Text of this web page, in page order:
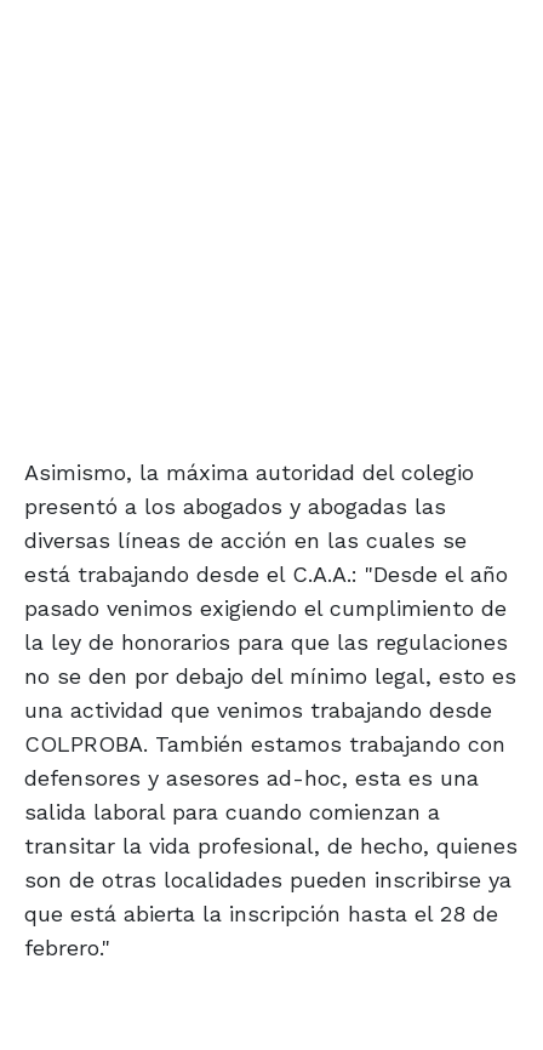
Asimismo, la máxima autoridad del colegio
presentó a los abogados y abogadas las
diversas líneas de acción en las cuales se
está trabajando desde el C.A.A.: "Desde el año
pasado venimos exigiendo el cumplimiento de
la ley de honorarios para que las regulaciones
no se den por debajo del mínimo legal, esto es
una actividad que venimos trabajando desde
COLPROBA. También estamos trabajando con
defensores y asesores ad-hoc, esta es una
salida laboral para cuando comienzan a
transitar la vida profesional, de hecho, quienes
son de otras localidades pueden inscribirse ya
que está abierta la inscripción hasta el 28 de
febrero."